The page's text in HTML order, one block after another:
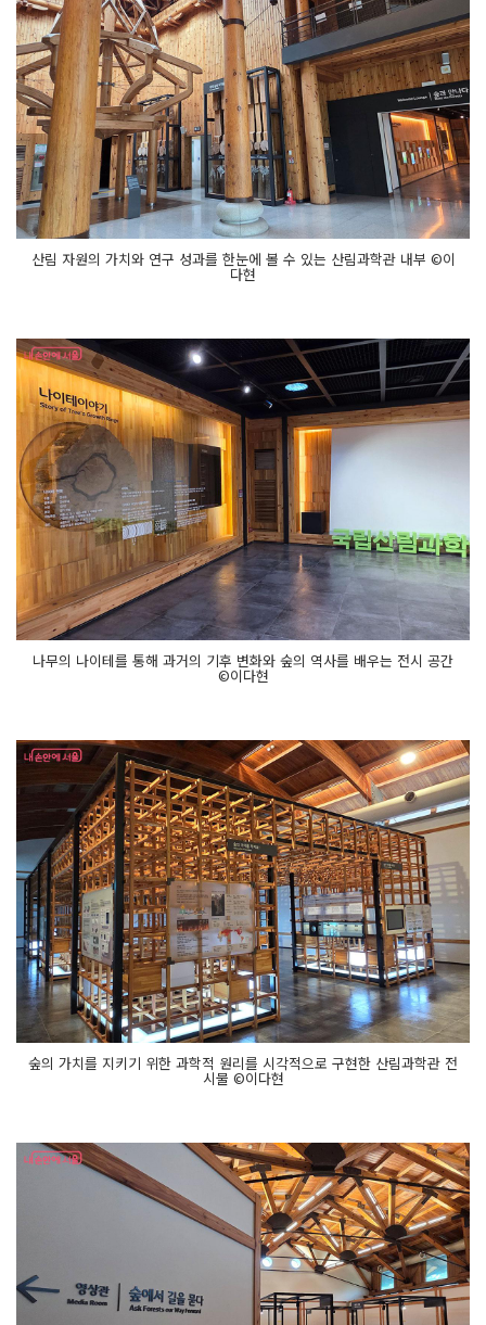
산림 자원의 가치와 연구 성과를 한눈에 볼 수 있는 산림과학관 내부 ©이
다현
나무의 나이테를 통해 과거의 기후 변화와 숲의 역사를 배우는 전시 공간
©이다현
숲의 가치를 지키기 위한 과학적 원리를 시각적으로 구현한 산림과학관 전
시물 ©이다현